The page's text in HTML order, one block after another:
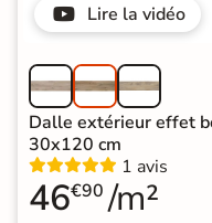
Lire la vidéo
Dalle extérieur effet
30x120 cm
1 avis
46€90 /m²